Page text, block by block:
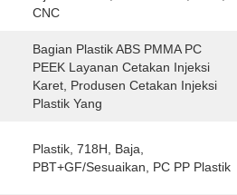
CNC
Bagian Plastik ABS PMMA PC
PEEK Layanan Cetakan Injeksi
Karet, Produsen Cetakan Injeksi
Plastik Yang
Plastik, 718H, Baja,
PBT+GF/sesuaikan, PC PP Plastik